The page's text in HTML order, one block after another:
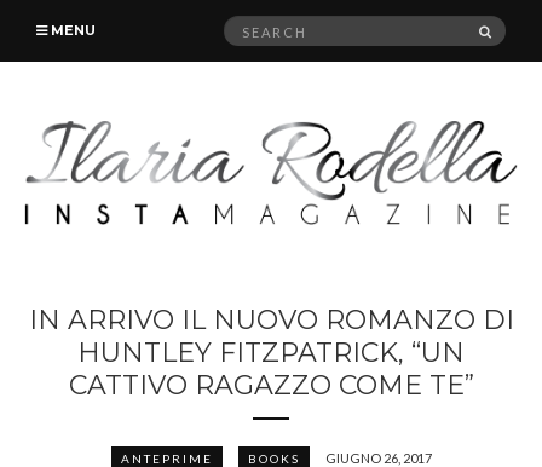
MENU
Search
IN ARRIVO IL NUOVO ROMANZO DI
HUNTLEY FITZPATRICK, “UN
CATTIVO RAGAZZO COME TE”
ANTEPRIME BOOKS GIUGNO 26, 2017